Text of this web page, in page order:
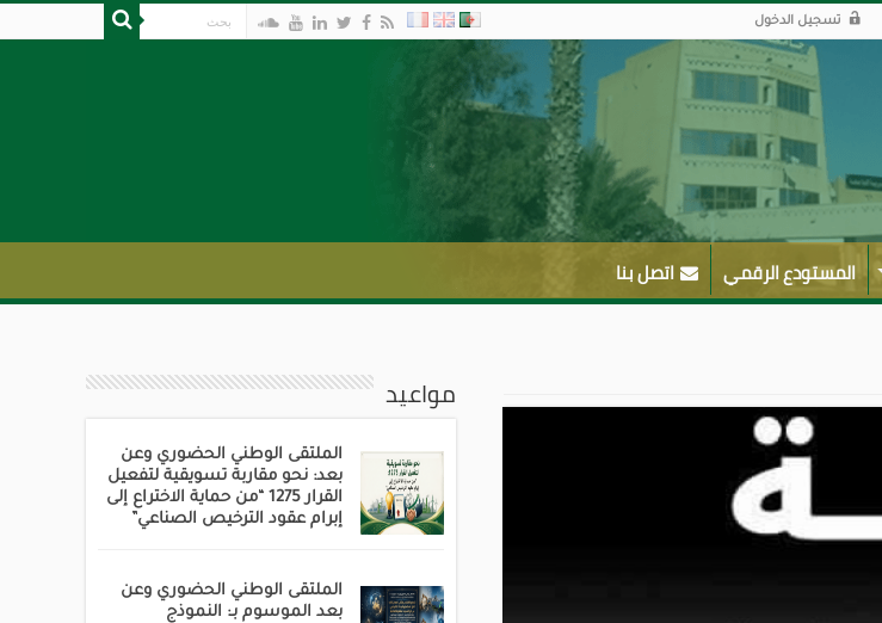
تسجيل الدخول
المستودع الرقمي اتصل بنا
مواعيد
الملتقى الوطني الحضوري وعن
بعد: نحو مقاربة تسويقية لتفعيل
القرار 1275 “من حماية الاختراع إلى
إبرام عقود الترخيص الصناعي”
الملتقى الوطني الحضوري وعن
بعد الموسوم بـ: النموذج